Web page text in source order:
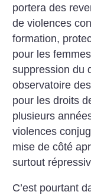
portera des
de violences
formation,
pour les
suppression du
observatoire
pour les droits
plusieurs
violences
mise de côté
surtout
C’est pourtant